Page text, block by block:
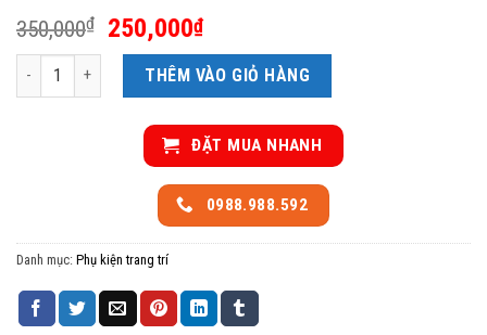
350,000₫
Giá
gốc
350,000₫.
250,000₫Giá
hiện
tại
là:
250,000₫.
Súng bấm thắt lưng số lượngTHÊM VÀO GIỎ HÀNG
ĐẶT MUA NHANH
0988.988.592
Danh mục: Phụ kiện trang trí